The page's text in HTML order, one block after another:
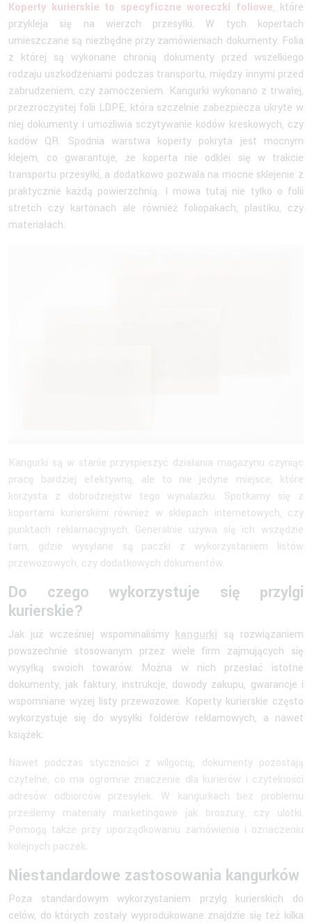
Koperty kurierskie to specyficzne woreczki foliowe, które
przykleja się na wierzch przesyłki. W tych kopertach
umieszczane są niezbędne przy zamówieniach dokumenty. Folia
z której są wykonane chronią dokumenty przed wszelkiego
rodzaju uszkodzeniami podczas transportu, między innymi przed
zabrudzeniem, czy zamoczeniem. Kangurki wykonano z trwałej,
przezroczystej folii LDPE, która szczelnie zabezpiecza ukryte w
niej dokumenty i umożliwia sczytywanie kodów kreskowych, czy
kodów QR. Spodnia warstwa koperty pokryta jest mocnym
klejem, co gwarantuje, że koperta nie odklei się w trakcie
transportu przesyłki, a dodatkowo pozwala na mocne sklejenie z
praktycznie każdą powierzchnią. I mowa tutaj nie tylko o folii
stretch czy kartonach ale również foliopakach, plastiku, czy
materiałach.
Kangurki są w stanie przyspieszyć działania magazynu czyniąc
pracę bardziej efektywną, ale to nie jedyne miejsce, które
korzysta z dobrodziejstw tego wynalazku. Spotkamy się z
kopertami kurierskimi również w sklepach internetowych, czy
punktach reklamacyjnych. Generalnie używa się ich wszędzie
tam, gdzie wysyłane są paczki z wykorzystaniem listów
przewozowych, czy dodatkowych dokumentów.
Do czego wykorzystuje się przylgi
kurierskie?
Jak już wcześniej wspominaliśmy kangurki są rozwiązaniem
powszechnie stosowanym przez wiele firm zajmujących się
wysyłką swoich towarów. Można w nich przesłać istotne
dokumenty, jak faktury, instrukcje, dowody zakupu, gwarancje i
wspomniane wyżej listy przewozowe. Koperty kurierskie często
wykorzystuje się do wysyłki folderów reklamowych, a nawet
książek.
Nawet podczas styczności z wilgocią, dokumenty pozostają
czytelne, co ma ogromne znaczenie dla kurierów i czytelności
adresów odbiorców przesyłek. W kangurkach bez problemu
prześlemy materiały marketingowe jak broszury, czy ulotki.
Pomogą także przy uporządkowaniu zamówienia i oznaczeniu
kolejnych paczek.
Niestandardowe zastosowania kangurków
Poza standardowym wykorzystaniem przylg kurierskich do
celów, do których zostały wyprodukowane znajdzie się też kilka